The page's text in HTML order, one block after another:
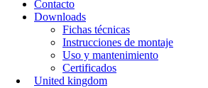
Contacto
Downloads
Fichas técnicas
Instrucciones de montaje
Uso y mantenimiento
Certificados
United kingdom